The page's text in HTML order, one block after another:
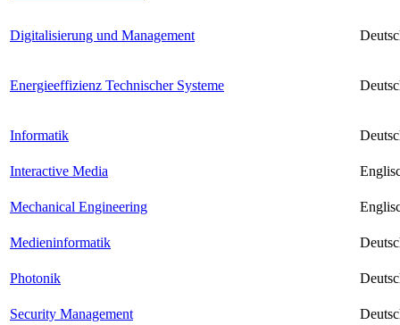
Digitalisierung und Management
Energieeffizienz Technischer Systeme
Informatik
Interactive Media
Mechanical Engineering
Medieninformatik
Photonik
Security Management